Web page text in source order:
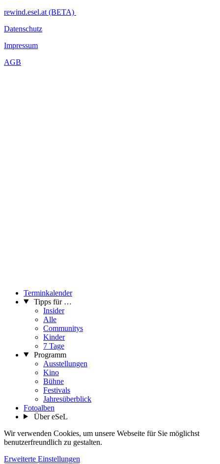
rewind.esel.at (BETA)
Datenschutz
Impressum
AGB
Terminkalender
Tipps für …
Insider
Alle
Communitys
Kinder
7 Tage
Programm
Ausstellungen
Kino
Bühne
Festivals
Jahresüberblick
Fotoalben
Über eSeL
Wir verwenden Cookies, um unsere Webseite für Sie möglichst
benutzerfreundlich zu gestalten.
Erweiterte Einstellungen